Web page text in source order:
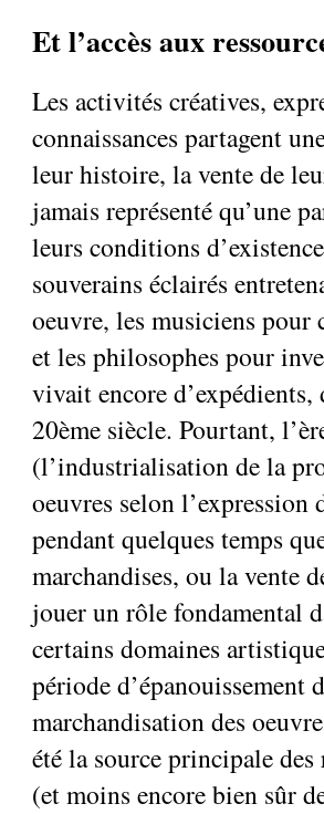
Et l’accès aux
Les activités créatives,
connaissances partagent
leur histoire, la vente de
jamais représenté qu’une
leurs conditions
souverains éclairés
oeuvre, les musiciens
et les philosophes pour
vivait encore
20ème siècle. Pourtant,
(l’industrialisation de la
oeuvres selon
pendant quelques temps
marchandises, ou la vente
jouer un rôle fondamental
certains domaines
période
marchandisation des
été la source principale des
(et moins encore bien sûr